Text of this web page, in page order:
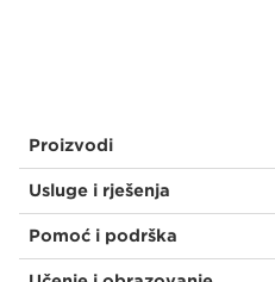
Proizvodi
Usluge i rješenja
Pomoć i podrška